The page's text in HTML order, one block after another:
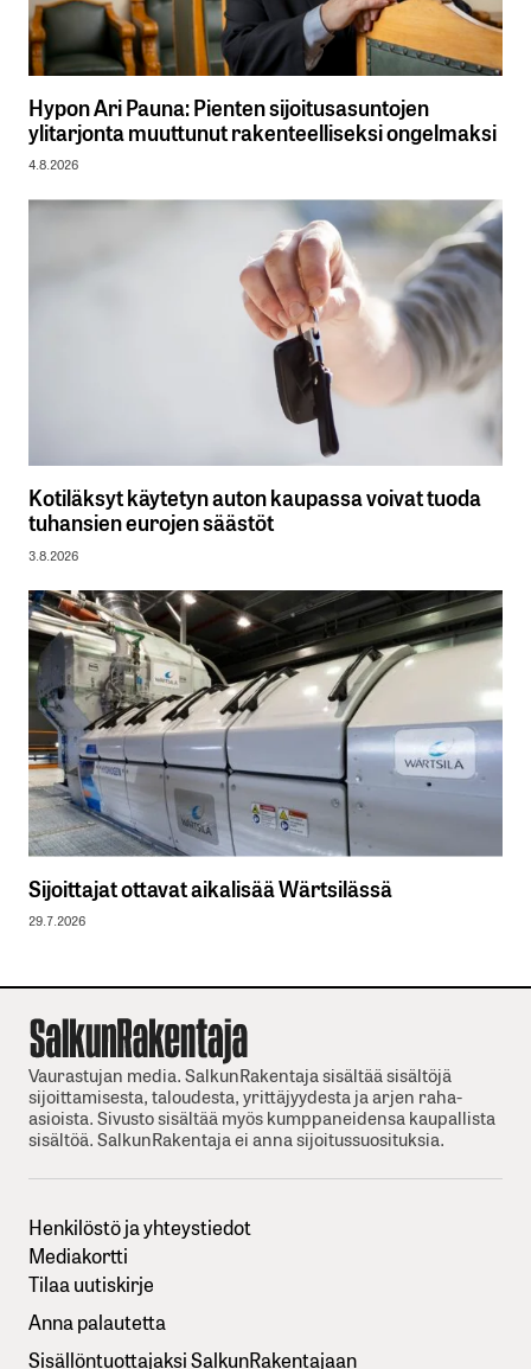
Hypon Ari Pauna: Pienten sijoitusasuntojen
ylitarjonta muuttunut rakenteelliseksi ongelmaksi
4.8.2026
Kotiläksyt käytetyn auton kaupassa voivat tuoda
tuhansien eurojen säästöt
3.8.2026
Sijoittajat ottavat aikalisää Wärtsilässä
29.7.2026
Vaurastujan media. SalkunRakentaja sisältää sisältöjä
sijoittamisesta, taloudesta, yrittäjyydesta ja arjen raha-
asioista. Sivusto sisältää myös kumppaneidensa kaupallista
sisältöä. SalkunRakentaja ei anna sijoitussuosituksia.
Henkilöstö ja yhteystiedot
Mediakortti
Tilaa uutiskirje
Anna palautetta
Sisällöntuottajaksi SalkunRakentajaan